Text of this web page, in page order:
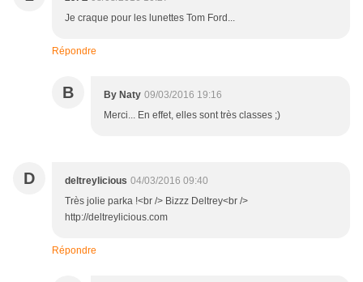
Je craque pour les lunettes Tom Ford...
Répondre
B By Naty 09/03/2016 19:16
Merci... En effet, elles sont très classes ;)
D deltreylicious 04/03/2016 09:40
Très jolie parka !<br /> Bizzz Deltrey<br />
http://deltreylicious.com
Répondre